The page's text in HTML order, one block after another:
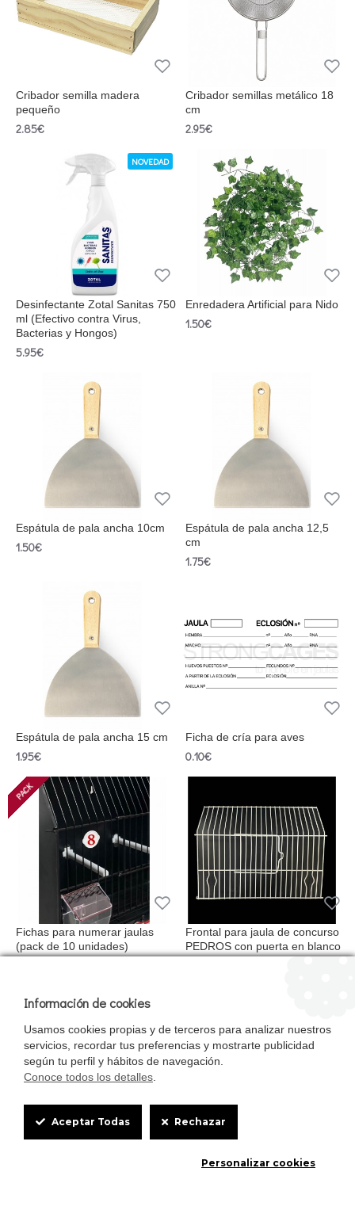
Cribador semilla madera
pequeño
2.85€
Cribador semillas metálico 18
cm
2.95€
NOVEDAD
Desinfectante Zotal Sanitas 750
ml (Efectivo contra Virus,
Bacterias y Hongos)
5.95€
Enredadera Artificial para Nido
1.50€
Espátula de pala ancha 10cm
1.50€
Espátula de pala ancha 12,5
cm
1.75€
Espátula de pala ancha 15 cm
1.95€
Ficha de cría para aves
0.10€
PACK
Fichas para numerar jaulas
(pack de 10 unidades)
Frontal para jaula de concurso
PEDROS con puerta en blanco
Frontal para jaula de concurso
Frontal para jaula de concurso
PEDROS en blanca
Cookie
Box
Información de cookies
Usamos cookies propias y de terceros para analizar nuestros
servicios, recordar tus preferencias y mostrarte publicidad
según tu perfil y hábitos de navegación.
Conoce todos los detalles
Aceptar Todas Rechazar
Personalizar cookies